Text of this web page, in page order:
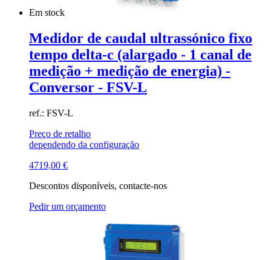
Em stock
Medidor de caudal ultrassónico fixo
tempo delta-c (alargado - 1 canal de
medição + medição de energia) -
Conversor - FSV-L
ref.: FSV-L
Preço de retalho
dependendo da configuração
4719,00 €
Descontos disponíveis, contacte-nos
Pedir um orçamento